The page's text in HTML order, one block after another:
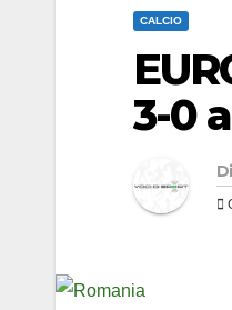
CALCIO
3-0
Di